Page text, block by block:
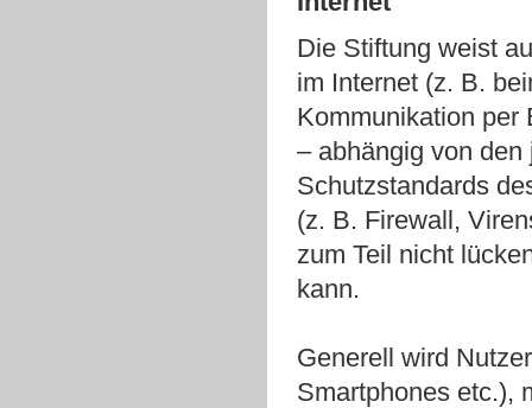
Die Stiftung weist
im Internet (z. B.
Kommunikation per
– abhängig von
Schutzstandards
(z. B. Firewall,
zum Teil nicht
kann.
Generell wird
Smartphones etc.),